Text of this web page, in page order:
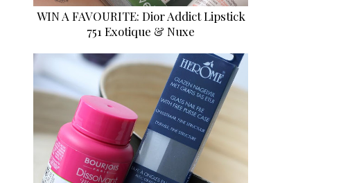
WIN A FAVOURITE: Dior Addict Lipstick
751 Exotique & Nuxe